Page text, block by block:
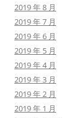
2019 年 8 月
2019 年 7 月
2019 年 6 月
2019 年 5 月
2019 年 4 月
2019 年 3 月
2019 年 2 月
2019 年 1 月